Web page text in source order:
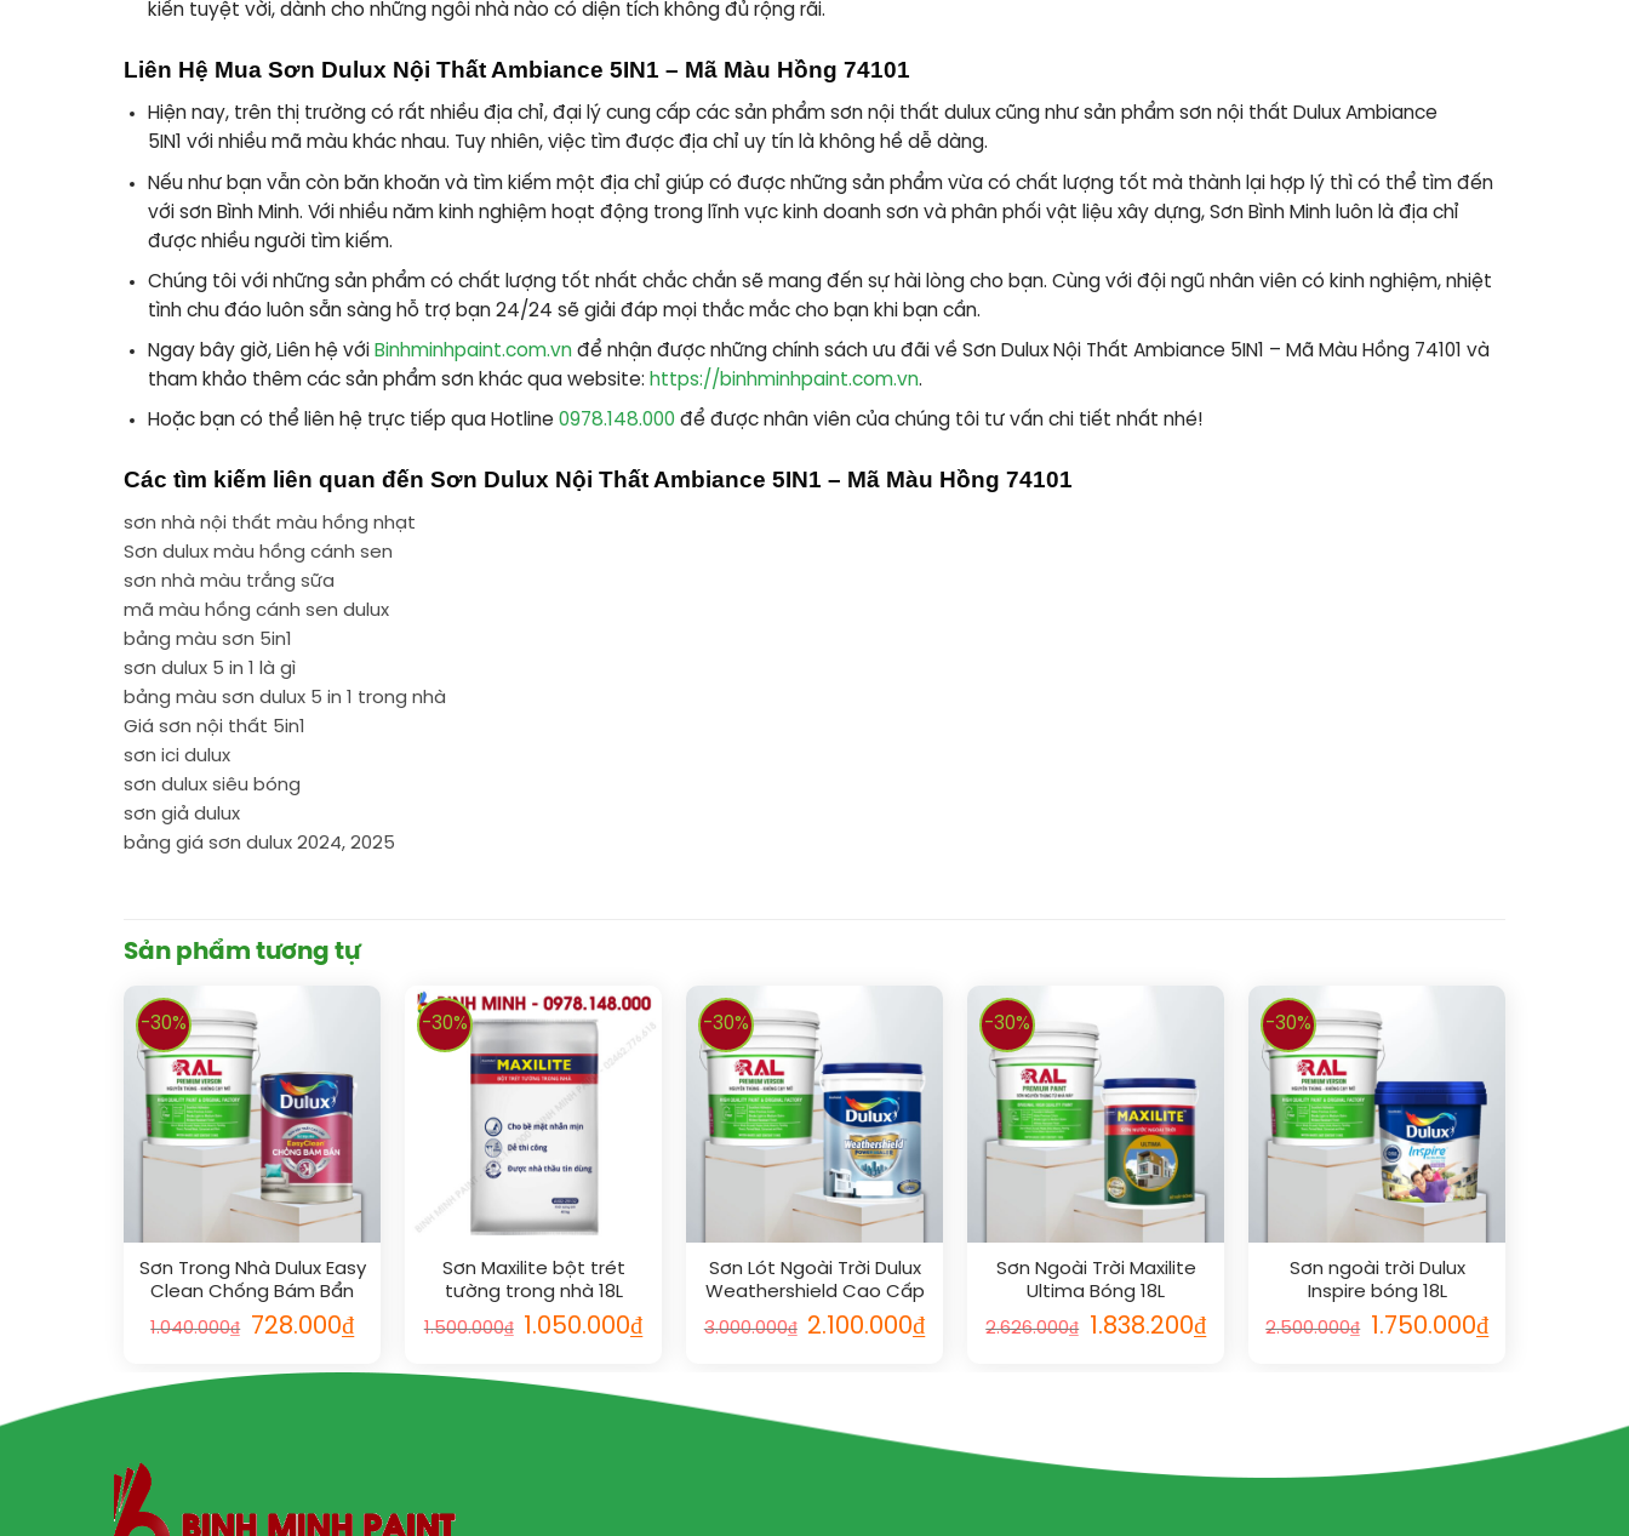
kiến tuyệt vời, dành cho những ngôi nhà nào có diện tích không đủ rộng rãi.
Liên Hệ Mua Sơn Dulux Nội Thất Ambiance 5IN1 – Mã Màu Hồng 74101
Hiện nay, trên thị trường có rất nhiều địa chỉ, đại lý cung cấp các sản phẩm sơn nội thất dulux cũng như sản phẩm sơn nội thất Dulux Ambiance
5IN1với nhiều mã màu khác nhau. Tuy nhiên, việc tìm được địa chỉ uy tín là không hề dễ dàng.
Nếu như bạn vẫn còn băn khoăn và tìm kiếm một địa chỉ giúp có được những sản phẩm vừa có chất lượng tốt mà thành lại hợp lý thì có thể tìm đến
với sơn Bình Minh. Với nhiều năm kinh nghiệm hoạt động trong lĩnh vực kinh doanh sơn và phân phối vật liệu xây dựng, Sơn Bình Minh luôn là địa chỉ
được nhiều người tìm kiếm.
Chúng tôi với những sản phẩm có chất lượng tốt nhất chắc chắn sẽ mang đến sự hài lòng cho bạn. Cùng với đội ngũ nhân viên có kinh nghiệm, nhiệt
tình chu đáo luôn sẵn sàng hỗ trợ bạn 24/24 sẽ giải đáp mọi thắc mắc cho bạn khi bạn cần.
Ngay bây giờ, Liên hệ với Binhminhpaint.com.vnđể nhận được những chính sách ưu đãi về Sơn Dulux Nội Thất Ambiance 5IN1 – Mã Màu Hồng 74101 và
tham khảo thêm các sản phẩm sơn khác qua website: https://binhminhpaint.com.vn.
Hoặc bạn có thể liên hệ trực tiếp qua Hotline0978.148.000để được nhân viên của chúng tôi tư vấn chi tiết nhất nhé!
Các tìm kiếm liên quan đến Sơn Dulux Nội Thất Ambiance 5IN1 – Mã Màu Hồng 74101
sơn nhà nội thất màu hồng nhạt
Sơn dulux màu hồng cánh sen
sơn nhà màu trắng sữa
mã màu hồng cánh sen dulux
bảng màu sơn 5in1
sơn dulux 5 in 1 là gì
bảng màu sơn dulux 5 in 1 trong nhà
Giá sơn nội thất 5in1
sơn ici dulux
sơn dulux siêu bóng
sơn giả dulux
bảng giá sơn dulux 2024, 2025
Sản phẩm tương tự
-30%
Sơn Trong Nhà Dulux Easy
Clean Chống Bám Bẩn
Mờ 5L
1.040.000₫ 728.000₫
-30%
Sơn Maxilite bột trét
tường trong nhà 18L
1.500.000₫ 1.050.000₫
-30%
Sơn Lót Ngoài Trời Dulux
Weathershield Cao Cấp
18L
3.000.000₫ 2.100.000₫
-30%
Sơn Ngoài Trời Maxilite
Ultima Bóng 18L
2.626.000₫ 1.838.200₫
-30%
Sơn ngoài trời Dulux
Inspire bóng 18L
2.500.000₫ 1.750.000₫